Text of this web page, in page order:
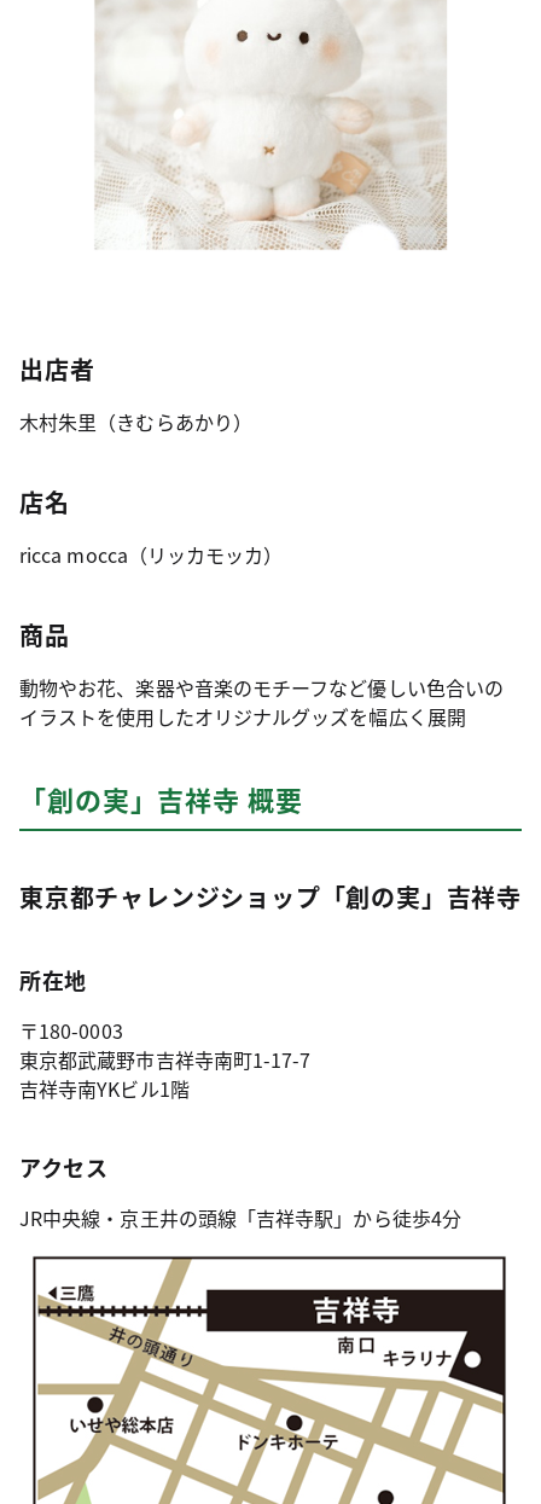
出店者
木村朱里（きむらあかり）
店名
ricca mocca（リッカモッカ）
商品
動物やお花、楽器や音楽のモチーフなど優しい色合いの
イラストを使用したオリジナルグッズを幅広く展開
「創の実」吉祥寺 概要
東京都チャレンジショップ「創の実」吉祥寺
所在地
〒180-0003
東京都武蔵野市吉祥寺南町1-17-7
吉祥寺南YKビル1階
アクセス
JR中央線・京王井の頭線「吉祥寺駅」から徒歩4分